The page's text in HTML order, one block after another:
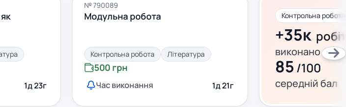
1д 23г
№ 790089
Модульна робота
Контрольна робота Література
500 грн
Час виконання 1д 21г
Контрольна
+35к
виконано за
85/100
середній бал